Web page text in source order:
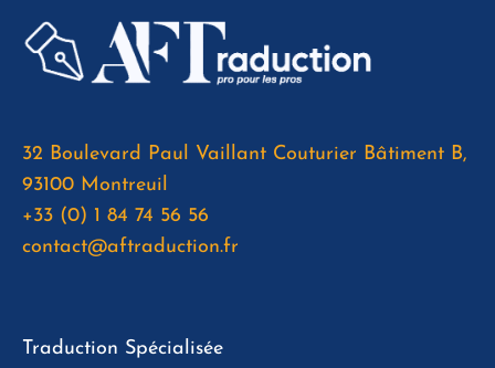
32 Boulevard Paul Vaillant Couturier Bâtiment B,
93100 Montreuil
+33 (0) 1 84 74 56 56
contact@aftraduction.fr
Traduction Spécialisée